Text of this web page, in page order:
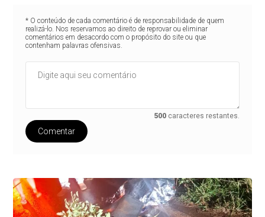
* O conteúdo de cada comentário é de responsabilidade de quem
realizá-lo. Nos reservamos ao direito de reprovar ou eliminar
comentários em desacordo com o propósito do site ou que
contenham palavras ofensivas.
500 caracteres restantes.
Comentar